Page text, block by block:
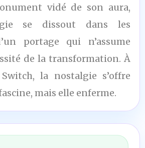
vidé de son aura,
se dissout dans les
portage qui n’assume
de la transformation. À
la nostalgie s’offre
mais elle enferme.